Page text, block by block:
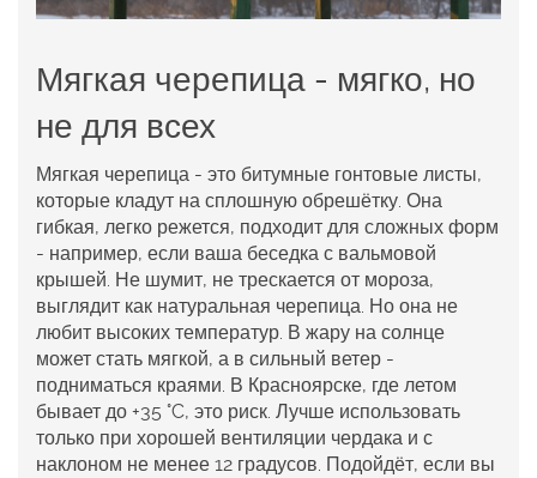
Мягкая черепица - мягко, но
не для всех
Мягкая черепица - это битумные гонтовые листы,
которые кладут на сплошную обрешётку. Она
гибкая, легко режется, подходит для сложных форм
- например, если ваша беседка с вальмовой
крышей. Не шумит, не трескается от мороза,
выглядит как натуральная черепица. Но она не
любит высоких температур. В жару на солнце
может стать мягкой, а в сильный ветер -
подниматься краями. В Красноярске, где летом
бывает до +35 °C, это риск. Лучше использовать
только при хорошей вентиляции чердака и с
наклоном не менее 12 градусов. Подойдёт, если вы